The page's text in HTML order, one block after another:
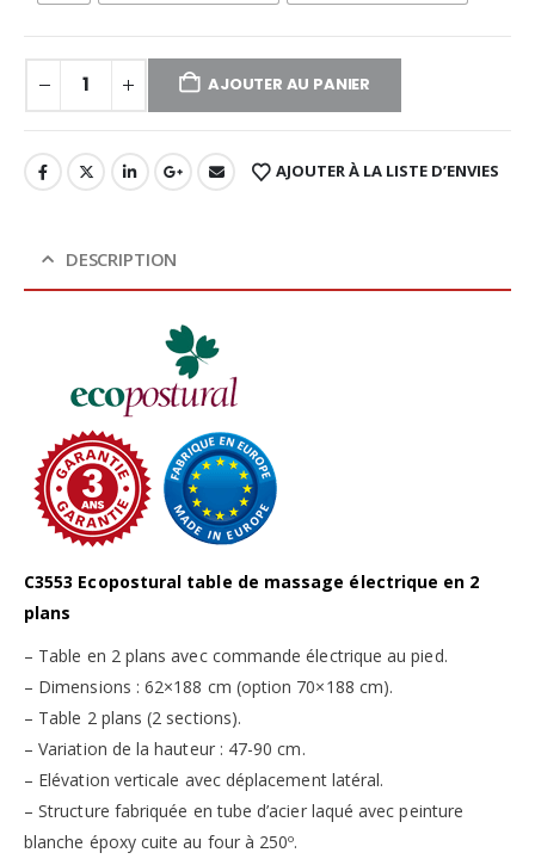
AJOUTER AU PANIER
AJOUTER À LA LISTE D’ENVIES
DESCRIPTION
C3553 Ecopostural table de massage électrique en 2
plans
– Table en 2 plans avec commande électrique au pied.
– Dimensions : 62×188 cm (option 70×188 cm).
– Table 2 plans (2 sections).
– Variation de la hauteur : 47-90 cm.
– Elévation verticale avec déplacement latéral.
– Structure fabriquée en tube d’acier laqué avec peinture
blanche époxy cuite au four à 250º.